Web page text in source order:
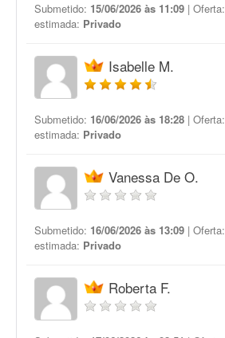
Submetido: 15/06/2026 às 11:09 | Oferta:
estimada: Privado
Isabelle M.
Submetido: 16/06/2026 às 18:28 | Oferta:
estimada: Privado
Vanessa De O.
Submetido: 16/06/2026 às 13:09 | Oferta:
estimada: Privado
Roberta F.